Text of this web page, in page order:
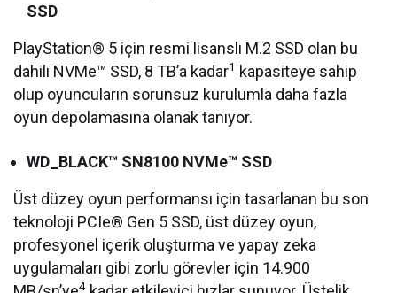
SSD
PlayStation® 5 için resmi lisanslı M.2 SSD olan bu
dahili NVMe™ SSD, 8 TB’a kadar1 kapasiteye sahip
olup oyuncuların sorunsuz kurulumla daha fazla
oyun depolamasına olanak tanıyor.
WD_BLACK™ SN8100 NVMe™ SSD
Üst düzey oyun performansı için tasarlanan bu son
teknoloji PCIe® Gen 5 SSD, üst düzey oyun,
profesyonel içerik oluşturma ve yapay zeka
uygulamaları gibi zorlu görevler için 14.900
4